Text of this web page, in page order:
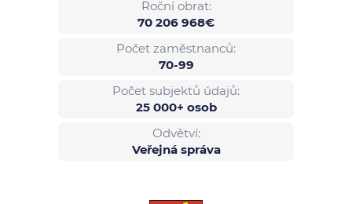
Roční obrat:
70 206 968€
Počet zaměstnanců:
70-99
Počet subjektů údajů:
25 000+ osob
Odvětví:
Veřejná správa